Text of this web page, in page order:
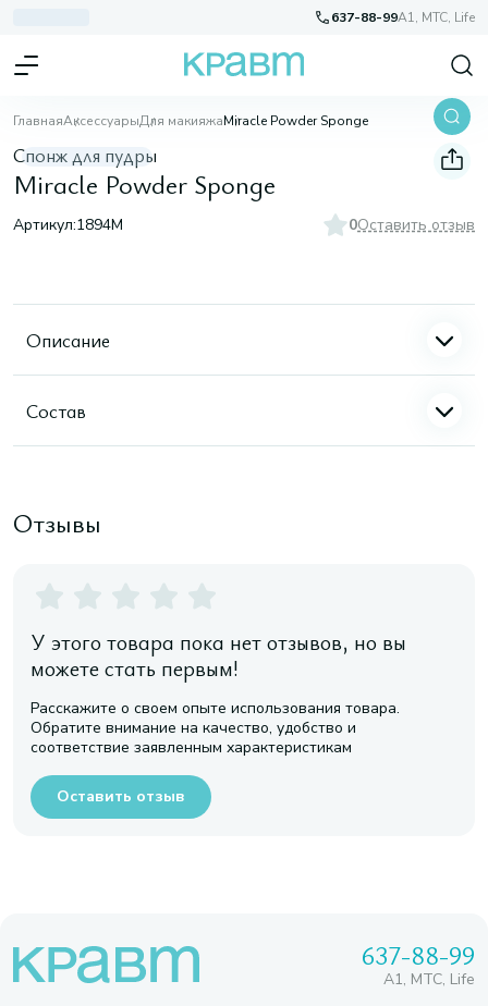
637-88-99A1, МТС, Life
ГлавнаяАксессуарыДля макияжаMiracle Powder Sponge
Спонж для пудры
Miracle Powder Sponge
Артикул:1894M 0Оставить отзыв
Описание
Состав
Отзывы
У этого товара пока нет отзывов, но вы
можете стать первым!
Расскажите о своем опыте использования товара.
Обратите внимание на качество, удобство и
соответствие заявленным характеристикам
Оставить отзыв
637-88-99
A1, МТС, Life